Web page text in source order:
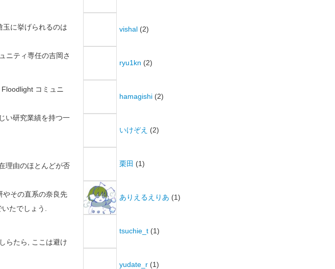
玉に挙げられるのは
ニティ専任の吉岡さ
コミュニ
い研究業績を持つ一
理由のほとんどが否
やその直系の奈良先
たでしょう.
らたら, ここは避け
vishal (2)
ryu1kn (2)
hamagishi (2)
いけぞえ (2)
栗田 (1)
ありえるえりあ (1)
tsuchie_t (1)
yudate_r (1)